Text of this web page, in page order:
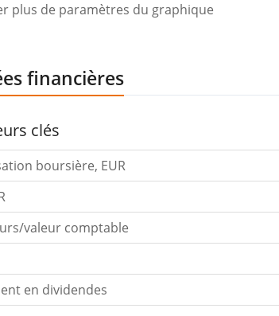
plus de paramètres du graphique
financières
clés
boursière, EUR
valeur comptable
en dividendes